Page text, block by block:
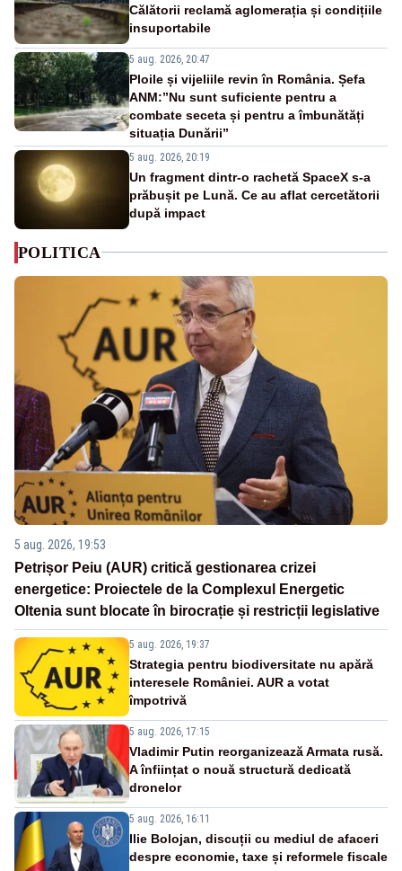
Călătorii reclamă aglomerația și condițiile
insuportabile
5 aug. 2026, 20:47
Ploile și vijeliile revin în România. Șefa
ANM:”Nu sunt suficiente pentru a
combate seceta și pentru a îmbunătăți
situația Dunării”
5 aug. 2026, 20:19
Un fragment dintr-o rachetă SpaceX s-a
prăbușit pe Lună. Ce au aflat cercetătorii
după impact
POLITICA
5 aug. 2026, 19:53
Petrișor Peiu (AUR) critică gestionarea crizei
energetice: Proiectele de la Complexul Energetic
Oltenia sunt blocate în birocrație și restricții legislative
5 aug. 2026, 19:37
Strategia pentru biodiversitate nu apără
interesele României. AUR a votat
împotrivă
5 aug. 2026, 17:15
Vladimir Putin reorganizează Armata rusă.
A înființat o nouă structură dedicată
dronelor
5 aug. 2026, 16:11
Ilie Bolojan, discuții cu mediul de afaceri
despre economie, taxe și reformele fiscale